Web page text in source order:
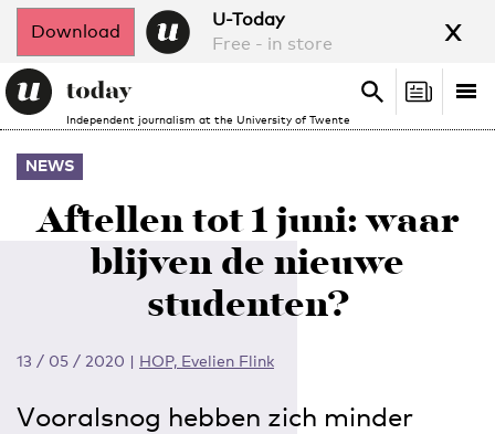
Download
U-Today
Free - in store
x
Independent journalism at the University of Twente
Search
Search
NEWS
Aftellen tot 1 juni: waar
blijven de nieuwe
studenten?
13 / 05 / 2020 | HOP, Evelien Flink
Vooralsnog hebben zich minder